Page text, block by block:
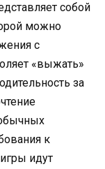
собой
можно
с
«выжать»
за
к
идут